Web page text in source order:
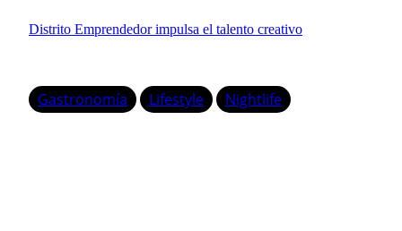
Distrito Emprendedor impulsa el talento creativo
Gastronomía Lifestyle Nightlife